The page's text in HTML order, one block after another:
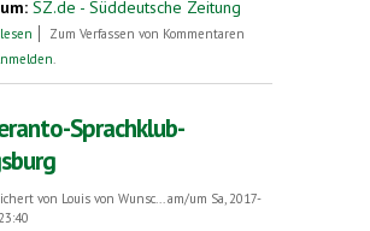
SZ.de - Süddeutsche Zeitung
über Esperanto-Bund fordert Sprach-Info
Zum Verfassen von Kommentaren
.
Sprachklub-
von Louis von Wunsc...
am/um Sa, 2017-